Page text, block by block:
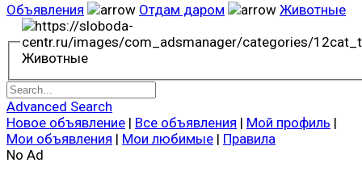
Объявления Отдам даром Животные
Животные
Advanced Search
Новое объявление | Все объявления | Мой профиль |
Мои объявления | Мои любимые | Правила
No Ad